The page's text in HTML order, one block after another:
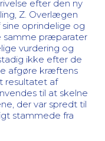
efter den ny
Z. Overlægen
oprindelige og
samme præparater
vurdering og
ikke efter de
afgøre kræftens
resultatet af
til at skelne
der var spredt til
stammede fra